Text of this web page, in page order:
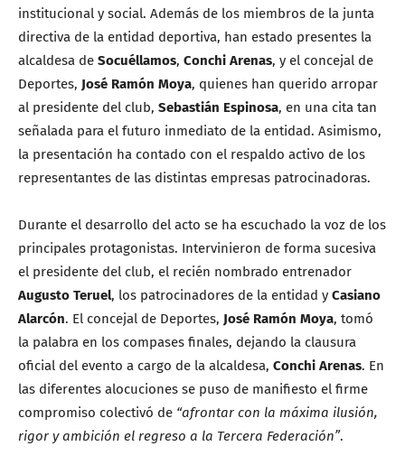
institucional y social. Además de los miembros de la junta
directiva de la entidad deportiva, han estado presentes la
alcaldesa de Socuéllamos, Conchi Arenas, y el concejal de
Deportes, José Ramón Moya, quienes han querido arropar
al presidente del club, Sebastián Espinosa, en una cita tan
señalada para el futuro inmediato de la entidad. Asimismo,
la presentación ha contado con el respaldo activo de los
representantes de las distintas empresas patrocinadoras.
Durante el desarrollo del acto se ha escuchado la voz de los
principales protagonistas. Intervinieron de forma sucesiva
el presidente del club, el recién nombrado entrenador
Augusto Teruel, los patrocinadores de la entidad y Casiano
Alarcón. El concejal de Deportes, José Ramón Moya, tomó
la palabra en los compases finales, dejando la clausura
oficial del evento a cargo de la alcaldesa, Conchi Arenas. En
las diferentes alocuciones se puso de manifiesto el firme
compromiso colectivó de “afrontar con la máxima ilusión,
rigor y ambición el regreso a la Tercera Federación”.